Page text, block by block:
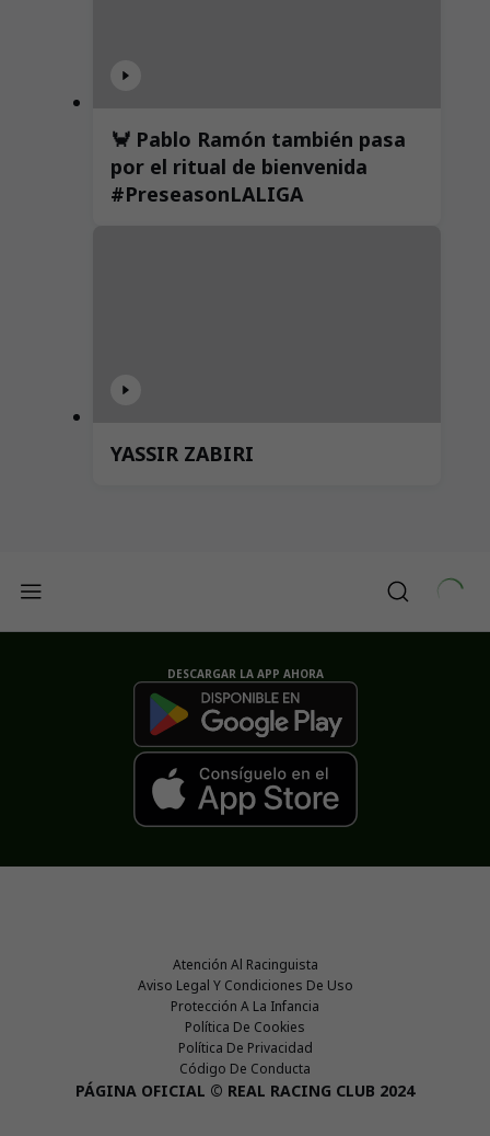
🦀 Pablo Ramón también pasa
por el ritual de bienvenida
#PreseasonLALIGA
YASSIR ZABIRI
DESCARGAR LA APP AHORA
Atención Al Racinguista
Aviso Legal Y Condiciones De Uso
Protección A La Infancia
Política De Cookies
Política De Privacidad
Código De Conducta
PÁGINA OFICIAL © REAL RACING CLUB 2024